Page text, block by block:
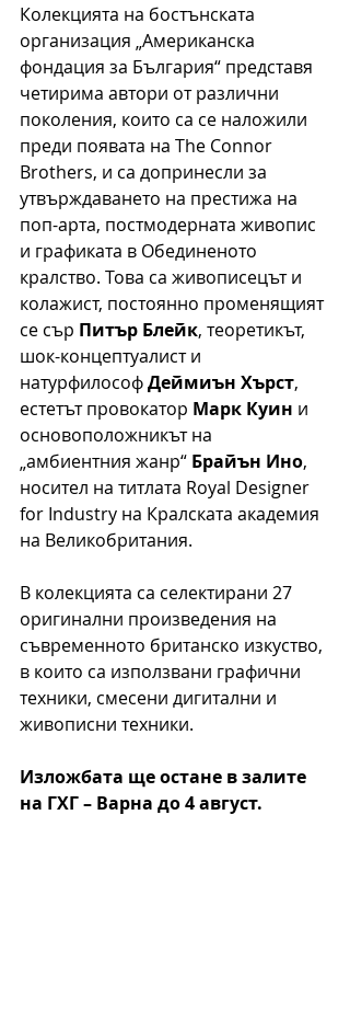
Колекцията на бостънската
организация „Американска
фондация за България“ представя
четирима автори от различни
поколения, които са се наложили
преди появата на The Connor
Brothers, и са допринесли за
утвърждаването на престижа на
поп-арта, постмодерната живопис
и графиката в Обединеното
кралство. Това са живописецът и
колажист, постоянно променящият
се сър Питър Блейк, теоретикът,
шок-концептуалист и
натурфилософ Деймиън Хърст,
естетът провокатор Марк Куин и
основоположникът на
„амбиентния жанр“ Брайън Ино,
носител на титлата Royal Designer
for Industry на Кралската академия
на Великобритания.
В колекцията са селектирани 27
оригинални произведения на
съвременното британско изкуство,
в които са използвани графични
техники, смесени дигитални и
живописни техники.
Изложбата ще остане в залите
на ГХГ – Варна до 4 август.